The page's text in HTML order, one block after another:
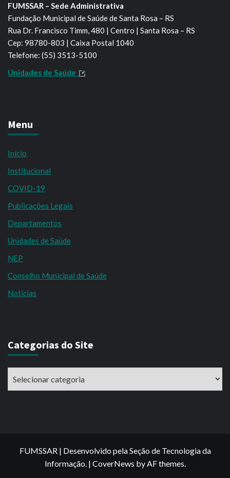
FUMSSAR – Sede Administrativa
Fundação Municipal de Saúde de Santa Rosa – RS
Rua Dr. Francisco Timm, 480 | Centro | Santa Rosa – RS
Cep: 98780-803 | Caixa Postal 1040
Telefone: (55) 3513-5100
Unidades de Saúde
Menu
Início
Institucional
COVID-19
Publicações Legais
Departamentos
Unidades de Saúde
NEP
Conselho Municipal de Saúde
Notícias
Categorias do Site
FUMSSAR | Desenvolvido pela Seção de Tecnologia da
Informação. | CoverNews by AF themes.